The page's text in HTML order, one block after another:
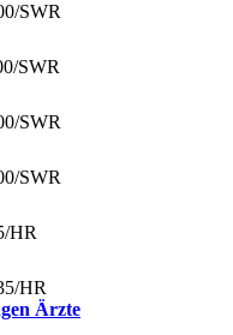
/SWR
/SWR
/SWR
/SWR
/HR
/HR
Ärzte